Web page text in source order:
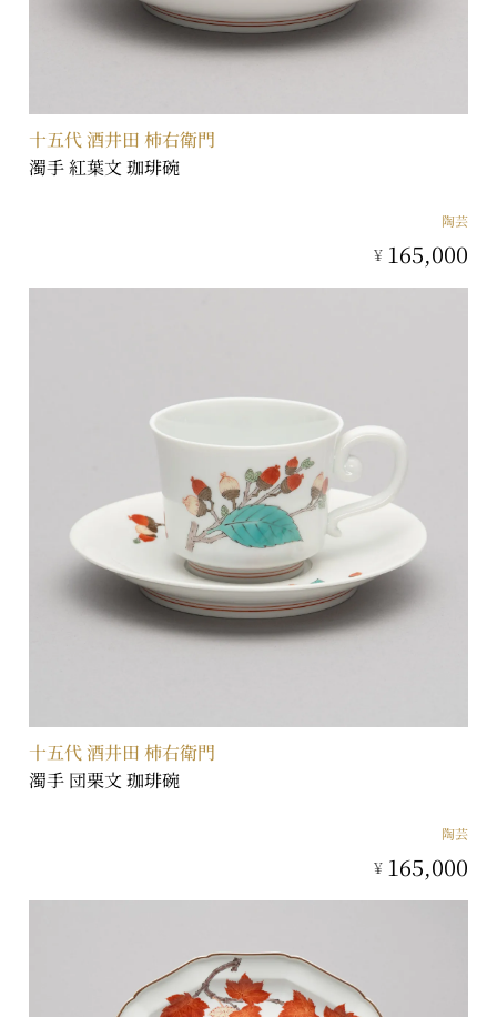
十五代 酒井田 柿右衛門
濁手 紅葉文 珈琲碗
陶芸
¥ 165,000
十五代 酒井田 柿右衛門
濁手 団栗文 珈琲碗
陶芸
¥ 165,000